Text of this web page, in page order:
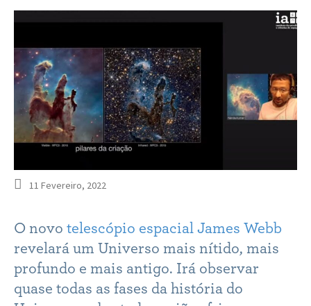
11 Fevereiro, 2022
O novo telescópio espacial James Webb
revelará um Universo mais nítido, mais
profundo e mais antigo. Irá observar
quase todas as fases da história do